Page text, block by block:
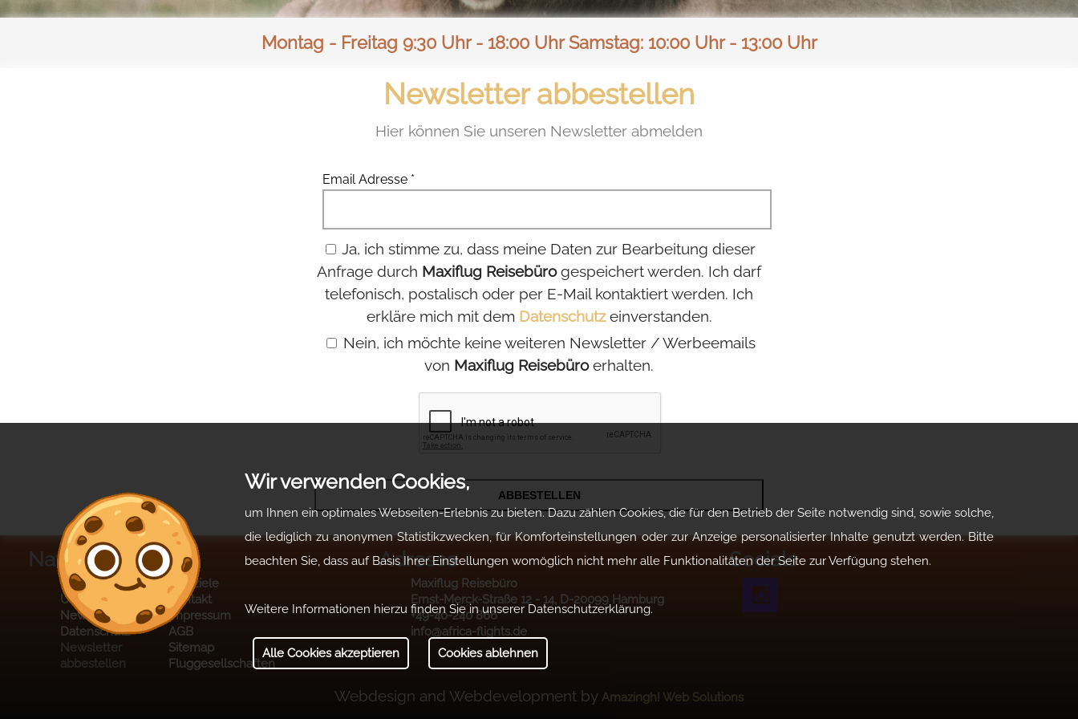
Montag - Freitag 9:30 Uhr - 18:00 Uhr Samstag: 10:00 Uhr - 13:00 Uhr
Newsletter abbestellen
Hier können Sie unseren Newsletter abmelden
Email Adresse *
Ja, ich stimme zu, dass meine Daten zur Bearbeitung dieser
Anfrage durch Maxiflug Reisebürogespeichert werden. Ich darf
telefonisch, postalisch oder per E-Mail kontaktiert werden. Ich
erkläre mich mit dem Datenschutzeinverstanden.
Nein, ich möchte keine weiteren Newsletter / Werbeemails
von Maxiflug Reisebüroerhalten.
ABBESTELLEN
Navigation
Startseite
Flugziele
Über Uns
Kontakt
Newsletter
Impressum
Datenschutz
AGB
Newsletter
abbestellen
Sitemap
Fluggesellschaften
Adresse
Maxiflug Reisebüro
Ernst-Merck-Straße 12 - 14, D-20099 Hamburg
+49-40-240 866
info@africa-flights.de
Socials
Webdesign and Webdevelopment by Amazingh! Web Solutions
Wir verwenden Cookies,
um Ihnen ein optimales Webseiten-Erlebnis zu bieten. Dazu zählen Cookies, die für den Betrieb der Seite notwendig sind, sowie solche,
die lediglich zu anonymen Statistikzwecken, für Komforteinstellungen oder zur Anzeige personalisierter Inhalte genutzt werden. Bitte
beachten Sie, dass auf Basis Ihrer Einstellungen womöglich nicht mehr alle Funktionalitäten der Seite zur Verfügung stehen.
Weitere Informationen hierzu finden Sie in unserer Datenschutzerklärung.
Alle Cookies akzeptieren Cookies ablehnen